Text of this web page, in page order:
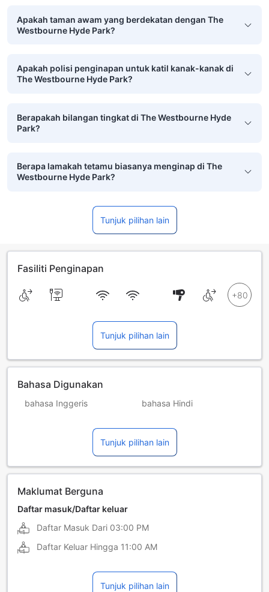
Apakah taman awam yang berdekatan dengan The
Westbourne Hyde Park?
Apakah polisi penginapan untuk katil kanak-kanak di
The Westbourne Hyde Park?
Berapakah bilangan tingkat di The Westbourne Hyde
Park?
Berapa lamakah tetamu biasanya menginap di The
Westbourne Hyde Park?
Tunjuk pilihan lain
Fasiliti Penginapan
Tunjuk pilihan lain
Bahasa Digunakan
bahasa Inggeris bahasa Hindi
bahasa Poland
bahasa Romania bahasa Rusia
bahasa Sepanyol
Tunjuk pilihan lain
Maklumat Berguna
Daftar masuk/Daftar keluar
Daftar Masuk Dari 03:00 PM
Daftar Keluar Hingga 11:00 AM
Tunjuk pilihan lain